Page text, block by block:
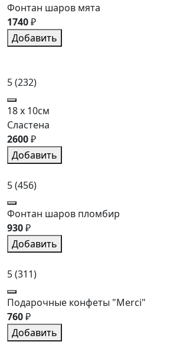
Фонтан шаров мята
1740₽
Добавить
5(232)
18 x 10см
Сластена
2600₽
Добавить
5(456)
Фонтан шаров пломбир
930₽
Добавить
5(311)
Подарочные конфеты "Merci"
760₽
Добавить